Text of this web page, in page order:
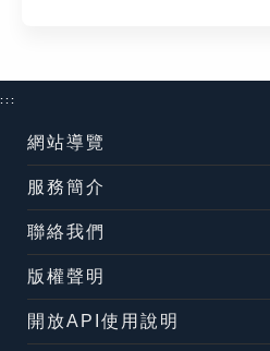
:::
網站導覽
服務簡介
聯絡我們
版權聲明
開放API使用說明